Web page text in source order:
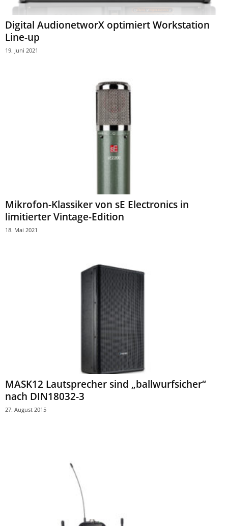
Digital AudionetworX optimiert Workstation
Line-up
19. Juni 2021
Mikrofon-Klassiker von sE Electronics in
limitierter Vintage-Edition
18. Mai 2021
MASK12 Lautsprecher sind „ballwurfsicher“
nach DIN18032-3
27. August 2015